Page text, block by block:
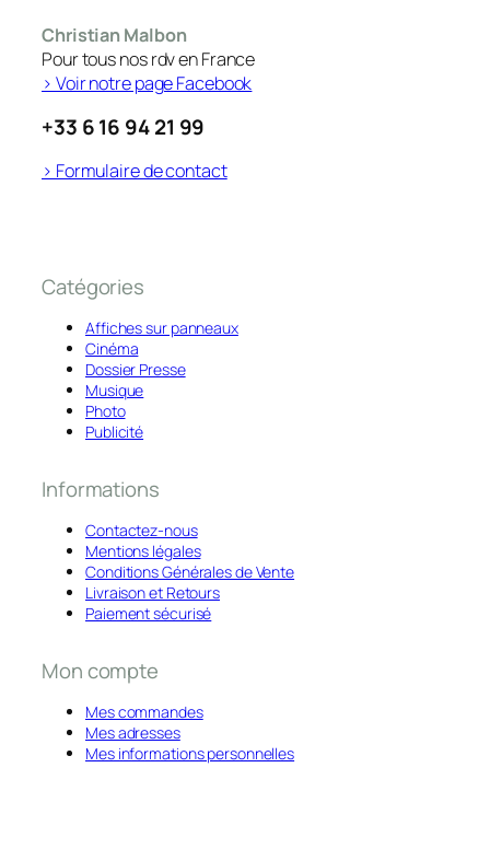
Christian Malbon
Pour tous nos rdv en France
> Voir notre page Facebook
+33 6 16 94 21 99
> Formulaire de contact
Catégories
Affiches sur panneaux
Cinéma
Dossier Presse
Musique
Photo
Publicité
Informations
Contactez-nous
Mentions légales
Conditions Générales de Vente
Livraison et Retours
Paiement sécurisé
Mon compte
Mes commandes
Mes adresses
Mes informations personnelles